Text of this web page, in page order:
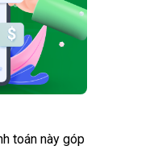
toán này góp